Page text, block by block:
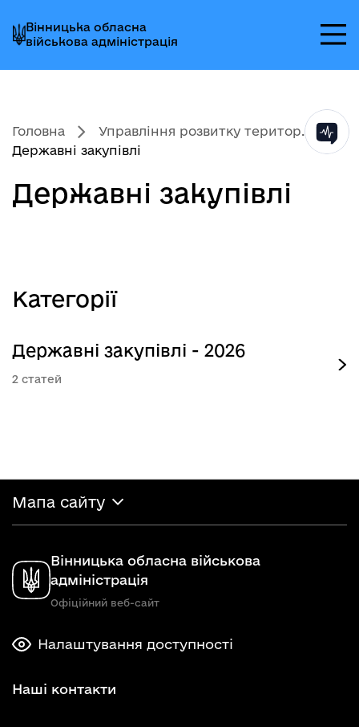
до
головного
меню
до
головного
вмісту
до
головного
колонтитула
Вінницька обласна
військова адміністрація
Головна
Управління розвитку територ...
Державні закупівлі
Державні закупівлі
Категорії
Державні закупівлі - 2026
2
Мапа сайту
Вінницька обласна військова
адміністрація
Офіційний веб-сайт
Налаштування доступності
Наші контакти